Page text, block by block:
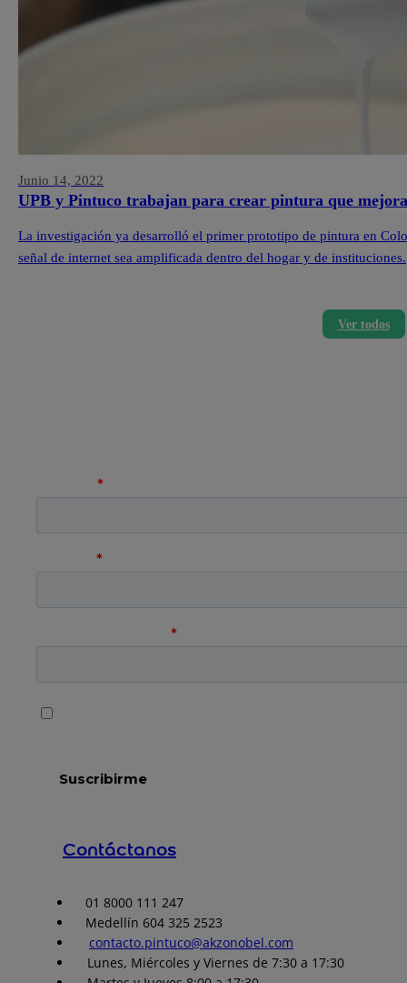
Junio 14, 2022
UPB y Pintuco trabajan para crear pintura que
La investigación ya desarrolló el primer prototipo de pintura en
señal de internet sea amplificada dentro del hogar y de instituciones.
Ver todos
Contáctanos
01 8000 111 247
Medellín 604 325 2523
contacto.pintuco@akzonobel.com
Lunes, Miércoles y Viernes de 7:30 a 17:30